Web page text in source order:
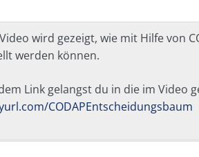
wird gezeigt, wie mit Hilfe von
werden können.
Link gelangst du in die im Video
CODAPEntscheidungsbaum